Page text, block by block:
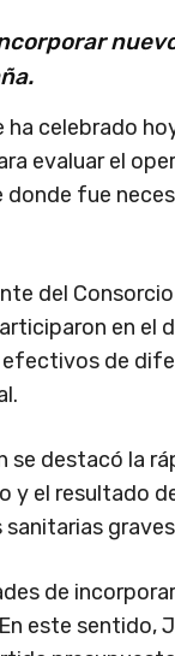
celebrado
evaluar el
fue
del
en el
de
se destacó la
y el resultado
de
este sentido,